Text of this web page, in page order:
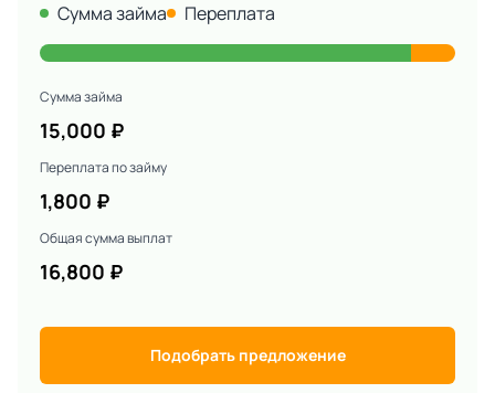
Сумма займа Переплата
Сумма займа
15,000 ₽
Переплата по займу
1,800 ₽
Общая сумма выплат
16,800 ₽
Подобрать предложение